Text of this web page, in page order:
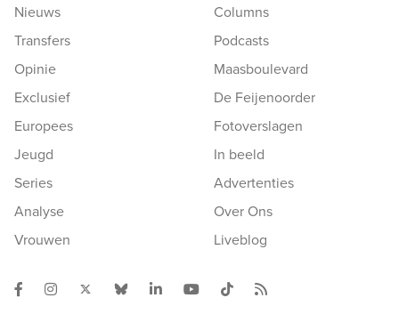
Nieuws
Transfers
Opinie
Exclusief
Europees
Jeugd
Series
Analyse
Vrouwen
Columns
Podcasts
Maasboulevard
De Feijenoorder
Fotoverslagen
In beeld
Advertenties
Over Ons
Liveblog